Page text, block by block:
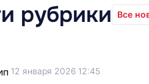
рубрики Все
12 января 2026 12:45